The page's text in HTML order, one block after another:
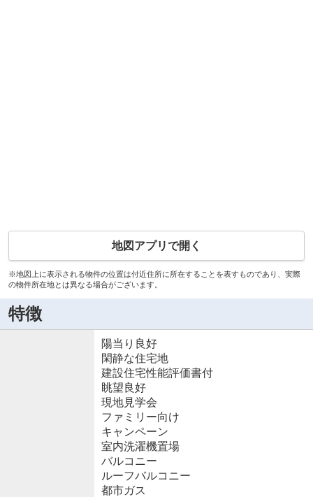
地図アプリで開く
※地図上に表示される物件の位置は付近住所に所在することを表すものであり、実際
の物件所在地とは異なる場合がございます。
特徴
陽当り良好
閑静な住宅地
建設住宅性能評価書付
眺望良好
現地見学会
ファミリー向け
キャンペーン
室内洗濯機置場
バルコニー
ルーフバルコニー
都市ガス